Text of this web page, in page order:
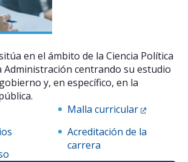
ADMISIÓN
Estudiantes
Académicos
Funcionarios
Egresados
en el ámbito de la Ciencia Política
Administración centrando su estudio
y, en específico, en la
Malla curricular
Acreditación de la
carrera